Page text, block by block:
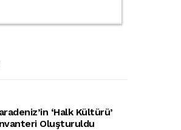
‘halk Kültürü’
Oluşturuldu